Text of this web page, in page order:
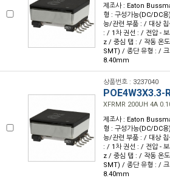
제조사 : Eaton
형 : 구성가능(DC/DC
능/관련 부품 : / 대상
: / 1차 권선 : / 전압 -
z / 중심 탭 : / 작동 온
SMT) / 종단 유형 : /
8.40mm
상품번호 : 3237040
POE4W3X3.3-
XFRMR 200UH 4A
제조사 : Eaton
형 : 구성가능(DC/DC
능/관련 부품 : / 대상
: / 1차 권선 : / 전압 -
z / 중심 탭 : / 작동 온
SMT) / 종단 유형 : /
8.40mm